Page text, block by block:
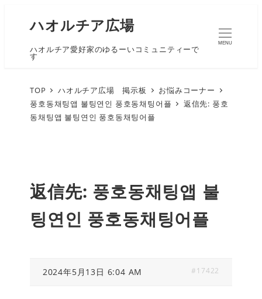
ハオルチア広場
ハオルチア愛好家のゆるーいコミュニティーで
す
MENU
TOP ハオルチア広場 掲示板
お悩みコーナー
풍호동채팅앱 불팅연인 풍호동채팅어플
返信先: 풍호
동채팅앱 불팅연인 풍호동채팅어플
返信先: 풍호동채팅앱 불
팅연인 풍호동채팅어플
2024年5月13日 6:04 AM #17422